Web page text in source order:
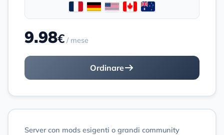
9.98€ / mese
Ordinare
Server con mods esigenti o grandi community